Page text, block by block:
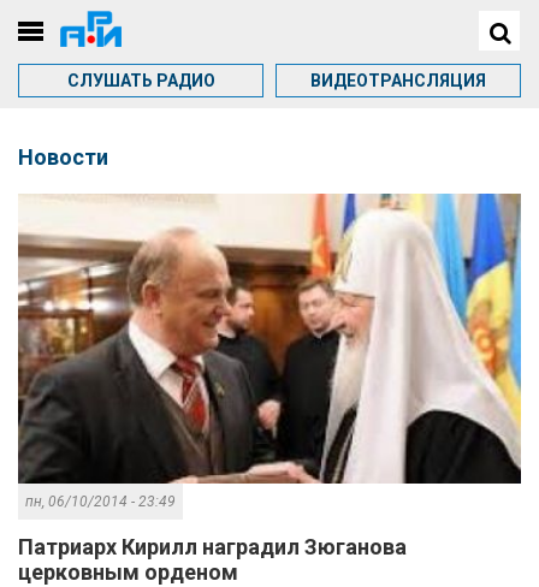
СЛУШАТЬ РАДИО ВИДЕОТРАНСЛЯЦИЯ
Новости
пн, 06/10/2014 - 23:49
Патриарх Кирилл наградил Зюганова
церковным орденом